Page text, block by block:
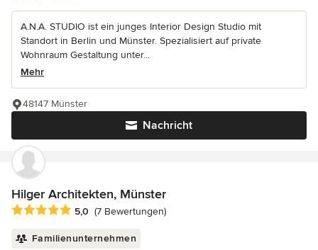
A.N.A. STUDIO ist ein junges Interior Design Studio mit
Standort in Berlin und Münster. Spezialisiert auf private
Wohnraum Gestaltung unter...
Mehr
Nachricht
48147 Münster
Hilger Architekten, Münster
Durchschnittliche Bewertung: 5 von 5 Sternen
5,0 (7 Bewertungen)
Familienunternehmen